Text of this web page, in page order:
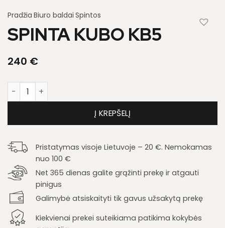
Pradžia Biuro baldai Spintos
SPINTA KUBO KB5
240 €
produkto kiekis: Spinta Kubo KB5
Į KREPŠELĮ
Pristatymas visoje Lietuvoje – 20 €. Nemokamas
nuo 100 €
Net 365 dienas galite grąžinti prekę ir atgauti
pinigus
Galimybė atsiskaityti tik gavus užsakytą prekę
Kiekvienai prekei suteikiama patikima kokybės